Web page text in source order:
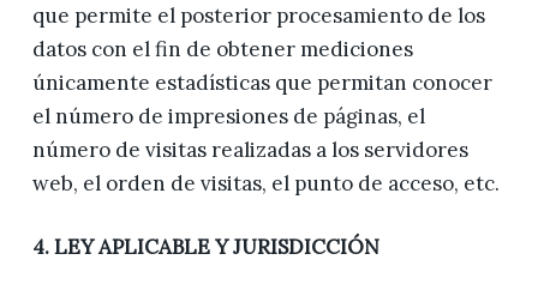
que permite el posterior procesamiento de los
datos con el fin de obtener mediciones
únicamente estadísticas que permitan conocer
el número de impresiones de páginas, el
número de visitas realizadas a los servidores
web, el orden de visitas, el punto de acceso, etc.
4. LEY APLICABLE Y JURISDICCIÓN